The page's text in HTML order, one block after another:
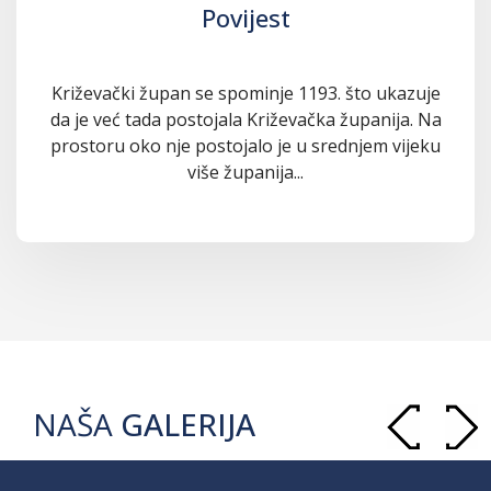
Povijest
Križevački župan se spominje 1193. što ukazuje
da je već tada postojala Križevačka županija. Na
prostoru oko nje postojalo je u srednjem vijeku
više županija...
NAŠA GALERIJA